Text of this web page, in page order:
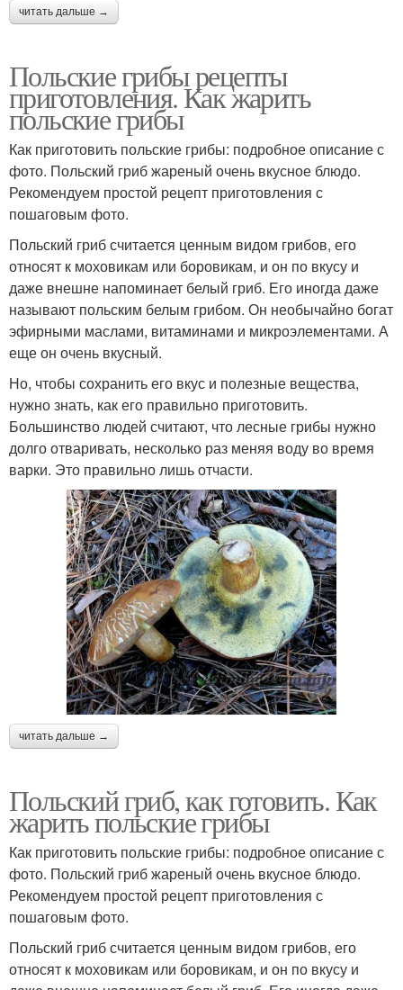
читать дальше →
Польские грибы рецепты
приготовления. Как жарить
польские грибы
Как приготовить польские грибы: подробное описание с
фото. Польский гриб жареный очень вкусное блюдо.
Рекомендуем простой рецепт приготовления с
пошаговым фото.
Польский гриб считается ценным видом грибов, его
относят к моховикам или боровикам, и он по вкусу и
даже внешне напоминает белый гриб. Его иногда даже
называют польским белым грибом. Он необычайно богат
эфирными маслами, витаминами и микроэлементами. А
еще он очень вкусный.
Но, чтобы сохранить его вкус и полезные вещества,
нужно знать, как его правильно приготовить.
Большинство людей считают, что лесные грибы нужно
долго отваривать, несколько раз меняя воду во время
варки. Это правильно лишь отчасти.
читать дальше →
Польский гриб, как готовить. Как
жарить польские грибы
Как приготовить польские грибы: подробное описание с
фото. Польский гриб жареный очень вкусное блюдо.
Рекомендуем простой рецепт приготовления с
пошаговым фото.
Польский гриб считается ценным видом грибов, его
относят к моховикам или боровикам, и он по вкусу и